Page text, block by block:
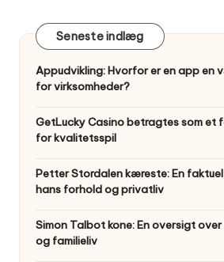
Seneste indlæg
Appudvikling: Hvorfor er en app en
for virksomheder?
GetLucky Casino betragtes som et
for kvalitetsspil
Petter Stordalen kæreste: En
hans forhold og privatliv
Simon Talbot kone: En oversigt
og familieliv